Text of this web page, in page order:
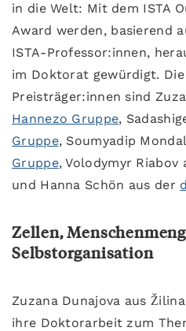
in die Welt: Mit dem ISTA
Award werden, basierend
ISTA-Professor:innen,
im Doktorat gewürdigt. Die
Preisträger:innen sind
Hannezo Gruppe,
Gruppe, Soumyadip
Gruppe, Volodymyr Riabov
und Hanna Schön aus der
Zellen,
Selbstorganisation
Zuzana Dunajova aus
ihre Doktorarbeit zum